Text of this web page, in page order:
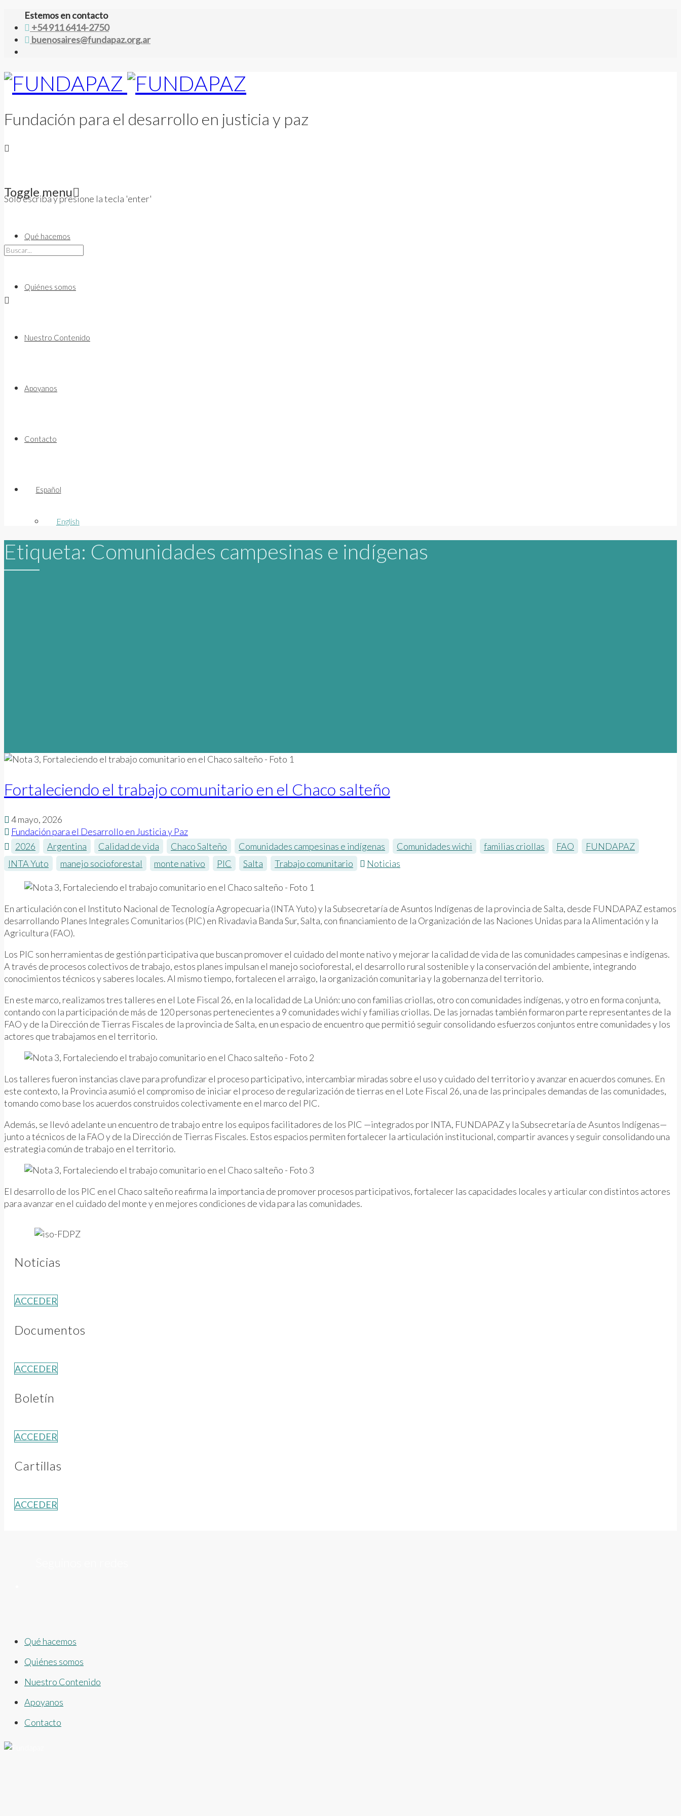
Estemos en contacto
+54 911 6414-2750
buenosaires@fundapaz.org.ar
Fundación para el desarrollo en justicia y paz
Solo escriba y presione la tecla 'enter'
Toggle menu
contentQué hacemos
Quiénes somos
Nuestro Contenido
Apoyanos
Contacto
Español
English
Etiqueta: Comunidades campesinas e indígenas
Fortaleciendo el trabajo comunitario en el Chaco salteño
4 mayo, 2026
Fundación para el Desarrollo en Justicia y Paz
2026
Argentina Calidad de vida Chaco Salteño Comunidades campesinas e indígenas Comunidades wichi familias criollas FAO FUNDAPAZ
INTA Yuto
manejo socioforestal monte nativo PIC Salta Trabajo comunitario Noticias
En articulación con el Instituto Nacional de Tecnología Agropecuaria (INTA Yuto) y la Subsecretaría de Asuntos Indígenas de la provincia de Salta, desde FUNDAPAZ estamos
desarrollando Planes Integrales Comunitarios (PIC) en Rivadavia Banda Sur, Salta, con financiamiento de la Organización de las Naciones Unidas para la Alimentación y la
Agricultura (FAO).
Los PIC son herramientas de gestión participativa que buscan promover el cuidado del monte nativo y mejorar la calidad de vida de las comunidades campesinas e indígenas.
A través de procesos colectivos de trabajo, estos planes impulsan el manejo socioforestal, el desarrollo rural sostenible y la conservación del ambiente, integrando
conocimientos técnicos y saberes locales. Al mismo tiempo, fortalecen el arraigo, la organización comunitaria y la gobernanza del territorio.
En este marco, realizamos tres talleres en el Lote Fiscal 26, en la localidad de La Unión: uno con familias criollas, otro con comunidades indígenas, y otro en forma conjunta,
contando con la participación de más de 120 personas pertenecientes a 9 comunidades wichí y familias criollas. De las jornadas también formaron parte representantes de la
FAO y de la Dirección de Tierras Fiscales de la provincia de Salta, en un espacio de encuentro que permitió seguir consolidando esfuerzos conjuntos entre comunidades y los
actores que trabajamos en el territorio.
Los talleres fueron instancias clave para profundizar el proceso participativo, intercambiar miradas sobre el uso y cuidado del territorio y avanzar en acuerdos comunes. En
este contexto, la Provincia asumió el compromiso de iniciar el proceso de regularización de tierras en el Lote Fiscal 26, una de las principales demandas de las comunidades,
tomando como base los acuerdos construidos colectivamente en el marco del PIC.
Además, se llevó adelante un encuentro de trabajo entre los equipos facilitadores de los PIC —integrados por INTA, FUNDAPAZ y la Subsecretaría de Asuntos Indígenas—
junto a técnicos de la FAO y de la Dirección de Tierras Fiscales. Estos espacios permiten fortalecer la articulación institucional, compartir avances y seguir consolidando una
estrategia común de trabajo en el territorio.
El desarrollo de los PIC en el Chaco salteño reafirma la importancia de promover procesos participativos, fortalecer las capacidades locales y articular con distintos actores
para avanzar en el cuidado del monte y en mejores condiciones de vida para las comunidades.
Noticias
ACCEDER
Documentos
ACCEDER
Boletín
ACCEDER
Cartillas
ACCEDER
Qué hacemos
Quiénes somos
Nuestro Contenido
Apoyanos
Contacto